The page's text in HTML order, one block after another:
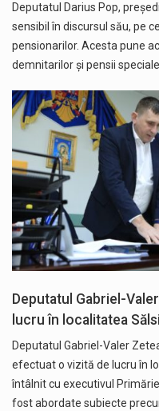
Deputatul Darius Pop,
sensibil în discursul său, pe
pensionarilor. Acesta pune
demnitarilor și pensii
Deputatul Gabriel-
lucru în localitatea
Deputatul Gabriel-Valer
efectuat o vizită de lucru în
întâlnit cu executivul
fost abordate subiecte